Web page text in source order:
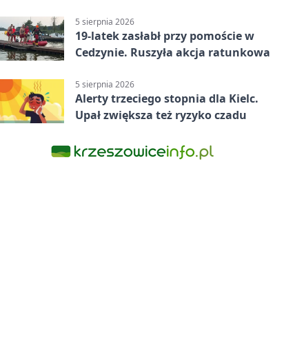
5 sierpnia 2026
19-latek zasłabł przy pomoście w
Cedzynie. Ruszyła akcja ratunkowa
5 sierpnia 2026
Alerty trzeciego stopnia dla Kielc.
Upał zwiększa też ryzyko czadu